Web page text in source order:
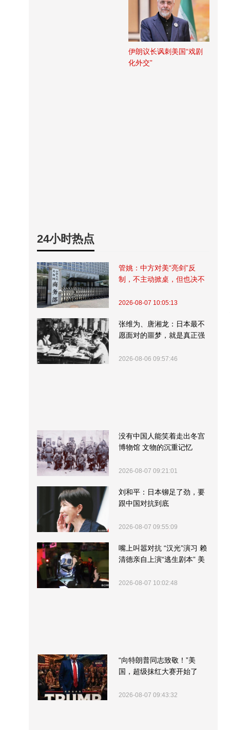
伊朗议长讽刺美国“戏剧
化外交”
24小时热点
管姚：中方对美“亮剑”反
制，不主动掀桌，但也决不
2026-08-07 10:05:13
张维为、唐湘龙：日本最不
愿面对的噩梦，就是真正强
2026-08-06 09:57:46
没有中国人能笑着走出冬宫
博物馆 文物的沉重记忆
2026-08-07 09:21:01
刘和平：日本铆足了劲，要
跟中国对抗到底
2026-08-07 09:55:09
嘴上叫嚣对抗 “汉光”演习 赖
清德亲自上演“逃生剧本” 美
2026-08-07 10:02:48
“向特朗普同志致敬！”美
国，超级抹红大赛开始了
2026-08-07 09:43:32